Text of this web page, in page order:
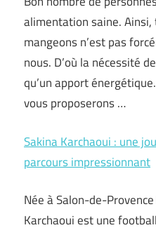
alimentation saine.
mangeons n’est pas
nous. D’où la nécessité
qu’un apport
vous proposerons …
Sakina Karchaoui : une
parcours impressionnant
Née à Salon-de-
Karchaoui est une